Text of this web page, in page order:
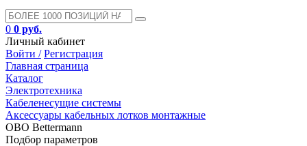
0 0 руб.
Личный кабинет
Войти / Регистрация
Главная страница
Каталог
Электротехника
Кабеленесущие системы
Аксессуары кабельных лотков монтажные
OBO Bettermann
Подбор параметров